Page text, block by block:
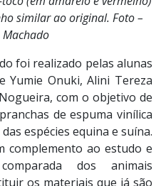
similar ao original. Foto –
foi realizado pelas alunas
Yumie Onuki, Alini Tereza
com o objetivo de
de espuma vinílica
espécies equina e suína.
complemento ao estudo e
dos animais
os materiais que já são